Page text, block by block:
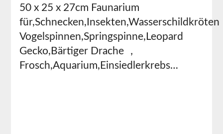
50⁣ x‌ 25‍ x 27cm Faunarium
für,Schnecken,Insekten,Wasserschildkröten
Vogelspinnen,Springspinne,Leopard‌
Gecko,Bärtiger Drache ，
Frosch,Aquarium,Einsiedlerkrebs…